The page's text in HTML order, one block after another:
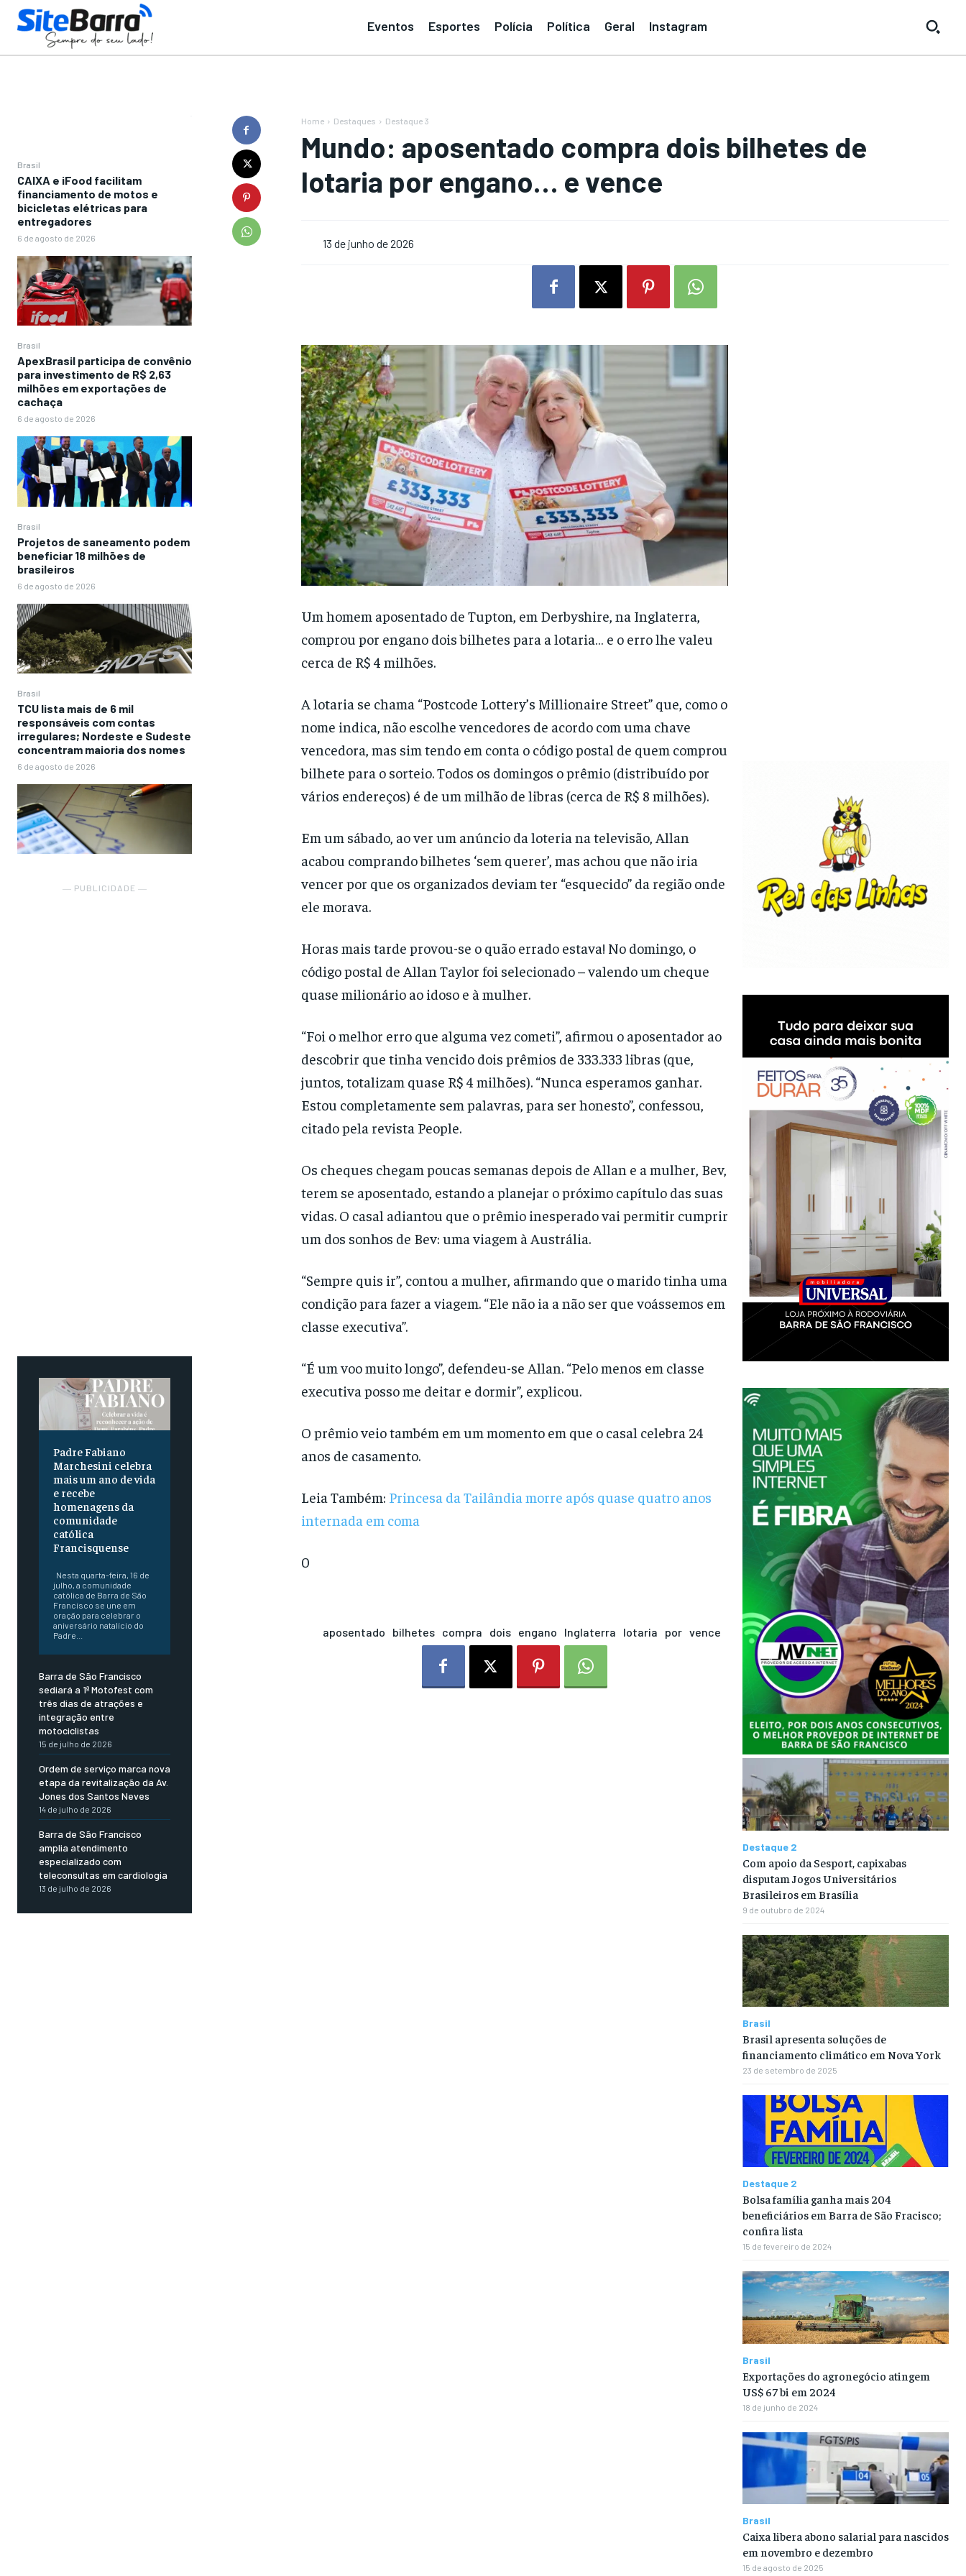
Eventos Esportes Polícia Política Geral Instagram
Brasil
CAIXA e iFood facilitam
financiamento de motos e
bicicletas elétricas para
entregadores
6 de agosto de 2026
Brasil
ApexBrasil participa de convênio
para investimento de R$ 2,63
milhões em exportações de
cachaça
6 de agosto de 2026
Brasil
Projetos de saneamento podem
beneficiar 18 milhões de
brasileiros
6 de agosto de 2026
Brasil
TCU lista mais de 6 mil
responsáveis com contas
irregulares; Nordeste e Sudeste
concentram maioria dos nomes
6 de agosto de 2026
― PUBLICIDADE ―
Padre Fabiano
Marchesini celebra
mais um ano de vida
e recebe
homenagens da
comunidade
católica
Francisquense
Nesta quarta-feira, 16 de
julho, a comunidade
católica de Barra de São
Francisco se une em
oração para celebrar o
aniversário natalício do
Padre...
Barra de São Francisco
sediará a 1ª Motofest com
três dias de atrações e
integração entre
motociclistas
15 de julho de 2026
Ordem de serviço marca nova
etapa da revitalização da Av.
Jones dos Santos Neves
14 de julho de 2026
Barra de São Francisco
amplia atendimento
especializado com
teleconsultas em cardiologia
13 de julho de 2026
Home Destaques Destaque 3
Mundo: aposentado compra dois bilhetes de
lotaria por engano… e vence
13 de junho de 2026
Um homem aposentado de Tupton, em Derbyshire, na Inglaterra,
comprou por engano dois bilhetes para a lotaria… e o erro lhe valeu
cerca de R$ 4 milhões.
A lotaria se chama “Postcode Lottery’s Millionaire Street” que, como o
nome indica, não escolhe vencedores de acordo com uma chave
vencedora, mas sim tendo em conta o código postal de quem comprou
bilhete para o sorteio. Todos os domingos o prêmio (distribuído por
vários endereços) é de um milhão de libras (cerca de R$ 8 milhões).
Em um sábado, ao ver um anúncio da loteria na televisão, Allan
acabou comprando bilhetes ‘sem querer’, mas achou que não iria
vencer por que os organizados deviam ter “esquecido” da região onde
ele morava.
Horas mais tarde provou-se o quão errado estava! No domingo, o
código postal de Allan Taylor foi selecionado – valendo um cheque
quase milionário ao idoso e à mulher.
“Foi o melhor erro que alguma vez cometi”, afirmou o aposentador ao
descobrir que tinha vencido dois prêmios de 333.333 libras (que,
juntos, totalizam quase R$ 4 milhões). “Nunca esperamos ganhar.
Estou completamente sem palavras, para ser honesto”, confessou,
citado pela revista People.
Os cheques chegam poucas semanas depois de Allan e a mulher, Bev,
terem se aposentado, estando a planejar o próximo capítulo das suas
vidas. O casal adiantou que o prêmio inesperado vai permitir cumprir
um dos sonhos de Bev: uma viagem à Austrália.
“Sempre quis ir”, contou a mulher, afirmando que o marido tinha uma
condição para fazer a viagem. “Ele não ia a não ser que voássemos em
classe executiva”.
“É um voo muito longo”, defendeu-se Allan. “Pelo menos em classe
executiva posso me deitar e dormir”, explicou.
O prêmio veio também em um momento em que o casal celebra 24
anos de casamento.
Leia Também: Princesa da Tailândia morre após quase quatro anos
internada em coma
0
aposentado bilhetes compra dois engano Inglaterra lotaria por vence
Destaque 2
Com apoio da Sesport, capixabas
disputam Jogos Universitários
Brasileiros em Brasília
9 de outubro de 2024
Brasil
Brasil apresenta soluções de
financiamento climático em Nova York
23 de setembro de 2025
Destaque 2
Bolsa família ganha mais 204
beneficiários em Barra de São Fracisco;
confira lista
15 de fevereiro de 2024
Brasil
Exportações do agronegócio atingem
US$ 67 bi em 2024
18 de junho de 2024
Brasil
Caixa libera abono salarial para nascidos
em novembro e dezembro
15 de agosto de 2025